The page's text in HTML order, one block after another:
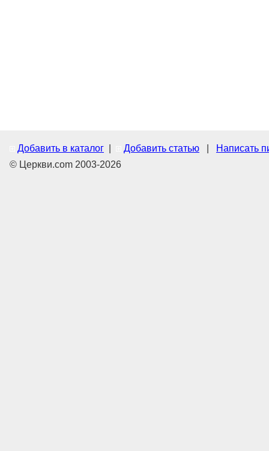
Добавить в каталог Добавить статью
Написать
© Церкви.com 2003-2026